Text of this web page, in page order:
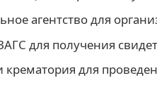
агентство для
для получения
для